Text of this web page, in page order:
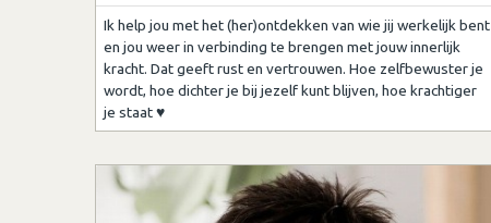
Ik help jou met het (her)ontdekken van wie jij werkelijk bent
en jou weer in verbinding te brengen met jouw innerlijk
kracht. Dat geeft rust en vertrouwen. Hoe zelfbewuster je
wordt, hoe dichter je bij jezelf kunt blijven, hoe krachtiger
je staat ♥︎